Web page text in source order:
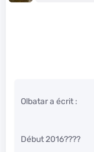
Olbatar a écrit :
Début 2016????